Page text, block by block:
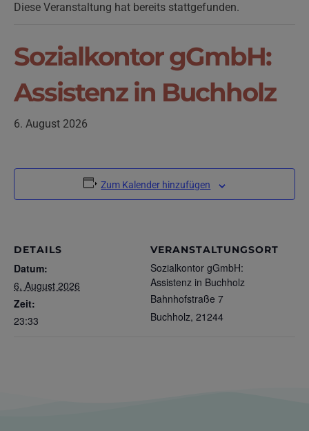
Diese Veranstaltung hat bereits stattgefunden.
Sozialkontor gGmbH:
Assistenz in Buchholz
6. August 2026
Zum Kalender hinzufügen
DETAILS
Datum:
6. August 2026
Zeit:
23:33
VERANSTALTUNGSORT
Sozialkontor gGmbH:
Assistenz in Buchholz
Bahnhofstraße 7
Buchholz, 21244